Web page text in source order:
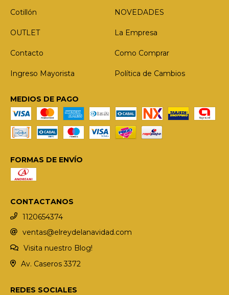
Cotillón NOVEDADES
OUTLET La Empresa
Contacto Como Comprar
Ingreso Mayorista Política de Cambios
MEDIOS DE PAGO
FORMAS DE ENVÍO
CONTACTANOS
1120654374
ventas@elreydelanavidad.com
Visita nuestro Blog!
Av. Caseros 3372
REDES SOCIALES